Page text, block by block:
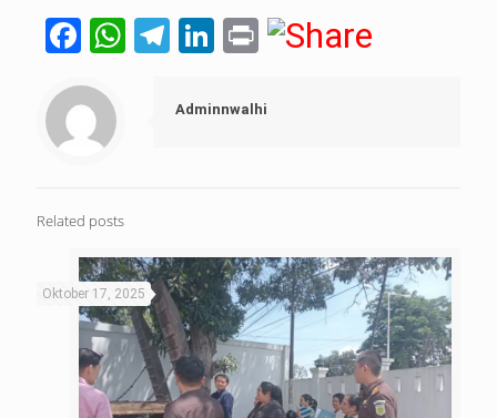
Facebook
WhatsApp
Telegram
LinkedIn
Print
Adminnwalhi
Related posts
Oktober 17, 2025